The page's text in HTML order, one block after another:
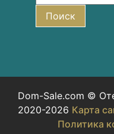
Поиск
Dom-Sale.com ©
2020-2026 Карта
Политика